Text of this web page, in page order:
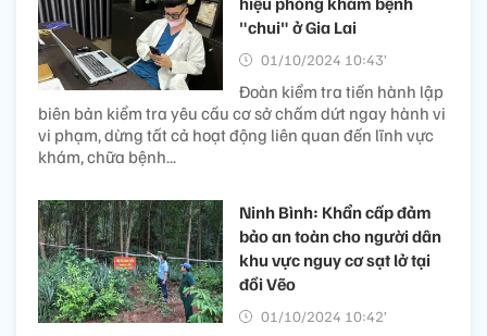
"chui" ở Gia Lai
01/10/2024 10:43’
Đoàn kiểm tra tiến hành lập
biên bản kiểm tra yêu cầu cơ sở chấm dứt ngay hành vi
vi phạm, dừng tất cả hoạt động liên quan đến lĩnh vực
khám, chữa bệnh...
Ninh Bình: Khẩn cấp đảm
bảo an toàn cho người dân
khu vực nguy cơ sạt lở tại
đồi Vẽo
01/10/2024 10:42’